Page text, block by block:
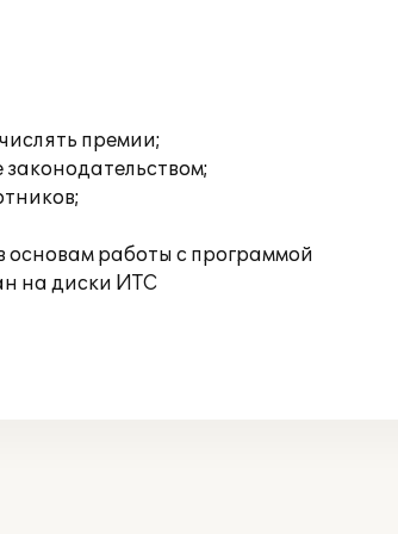
премии;
работы с программой
на диски ИТС